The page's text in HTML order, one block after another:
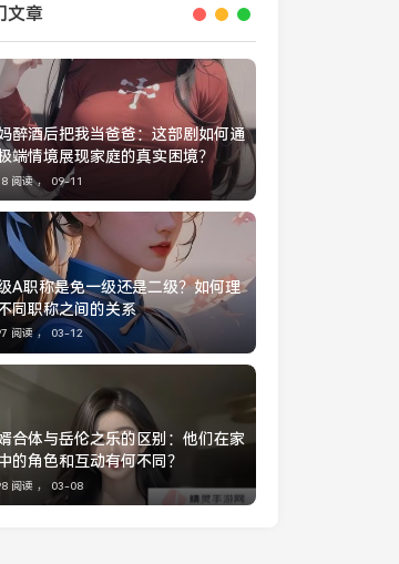
文章
醉酒后把我当爸爸：这部剧如何通
端情境展现家庭的真实困境？
阅读 ， 09-11
A职称是免一级还是二级？如何理
同职称之间的关系
阅读 ， 03-12
合体与岳伦之乐的区别：他们在家
的角色和互动有何不同？
阅读 ， 03-08